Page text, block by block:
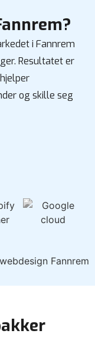
i Fannrem
Resultatet er
og skille seg